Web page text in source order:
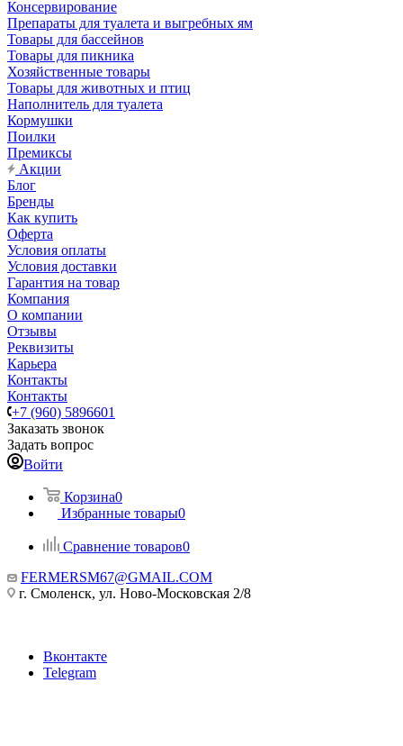
Консервирование
Препараты для туалета и выгребных ям
Товары для бассейнов
Товары для пикника
Хозяйственные товары
Товары для животных и птиц
Наполнитель для туалета
Кормушки
Поилки
Премиксы
Акции
Блог
Бренды
Как купить
Оферта
Условия оплаты
Условия доставки
Гарантия на товар
Компания
О компании
Отзывы
Реквизиты
Карьера
Контакты
Контакты
+7 (960) 5896601
Заказать звонок
Задать вопрос
Войти
Корзина0
Избранные товары0
Сравнение товаров0
FERMERSM67@GMAIL.COM
г. Смоленск, ул. Ново-Московская 2/8
Вконтакте
Telegram